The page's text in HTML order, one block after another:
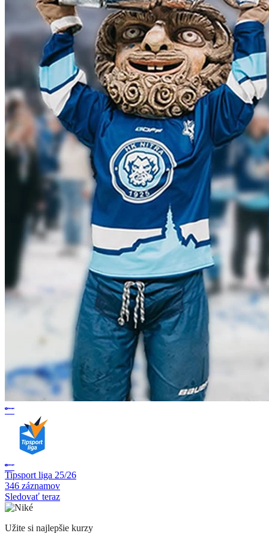
Tipsport liga 25/26
346 záznamov
Sledovať teraz
Užite si najlepšie kurzy